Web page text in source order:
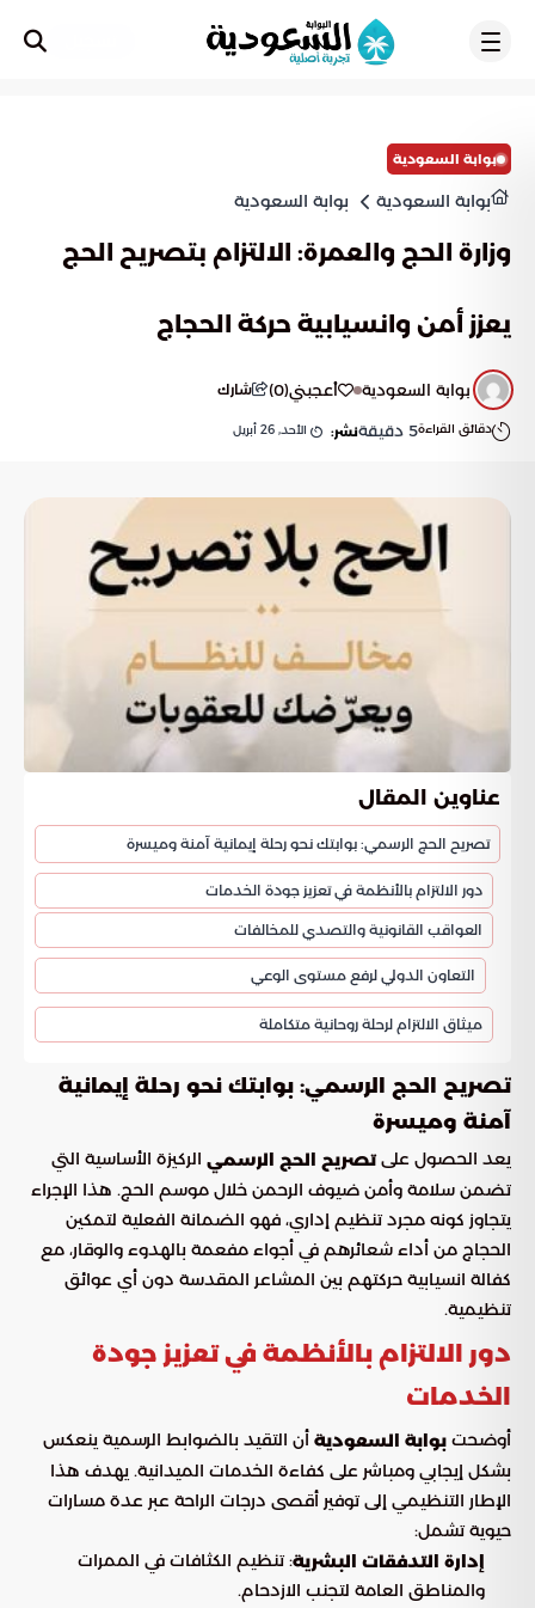
بوابة السعودية
بوابة السعودية بوابة السعودية
وزارة الحج والعمرة: الالتزام بتصريح الحج
يعزز أمن وانسيابية حركة الحجاج
بوابة السعودية أعجبني(
0
) شارك
دقائق القراءة5 دقيقةنشر: الأحد, 26 أبريل
عناوين المقال
تصريح الحج الرسمي: بوابتك نحو رحلة إيمانية آمنة وميسرة
دور الالتزام بالأنظمة في تعزيز جودة الخدمات
العواقب القانونية والتصدي للمخالفات
التعاون الدولي لرفع مستوى الوعي
ميثاق الالتزام لرحلة روحانية متكاملة
تصريح الحج الرسمي: بوابتك نحو رحلة إيمانية
آمنة وميسرة
يعد الحصول علىتصريح الحج الرسمي الركيزة الأساسية التي
تضمن سلامة وأمن ضيوف الرحمن خلال موسم الحج. هذا الإجراء
يتجاوز كونه مجرد تنظيم إداري، فهو الضمانة الفعلية لتمكين
الحجاج من أداء شعائرهم في أجواء مفعمة بالهدوء والوقار، مع
كفالة انسيابية حركتهم بين المشاعر المقدسة دون أي عوائق
تنظيمية.
دور الالتزام بالأنظمة في تعزيز جودة
الخدمات
أوضحت بوابة السعودية أن التقيد بالضوابط الرسمية ينعكس
بشكل إيجابي ومباشر على كفاءة الخدمات الميدانية. يهدف هذا
الإطار التنظيمي إلى توفير أقصى درجات الراحة عبر عدة مسارات
حيوية تشمل:
إدارة التدفقات البشرية: تنظيم الكثافات في الممرات
والمناطق العامة لتجنب الازدحام.